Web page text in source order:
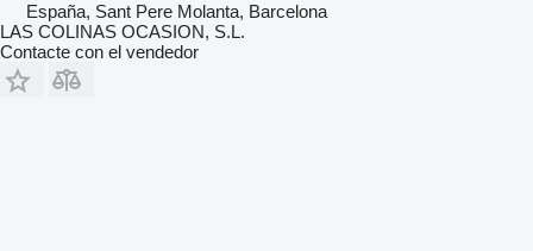
España, Sant Pere Molanta, Barcelona
LAS COLINAS OCASION, S.L.
Contacte con el vendedor